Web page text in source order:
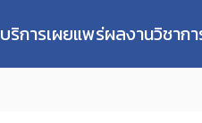
บริการเผยแพร่ผลงานวิชาก